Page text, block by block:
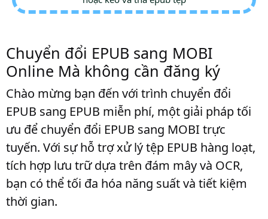
Chuyển đổi EPUB sang MOBI
Online Mà không cần đăng ký
Chào mừng bạn đến với trình chuyển đổi
EPUB sang EPUB miễn phí, một giải pháp tối
ưu để chuyển đổi EPUB sang MOBI trực
tuyến. Với sự hỗ trợ xử lý tệp EPUB hàng loạt,
tích hợp lưu trữ dựa trên đám mây và OCR,
bạn có thể tối đa hóa năng suất và tiết kiệm
thời gian.